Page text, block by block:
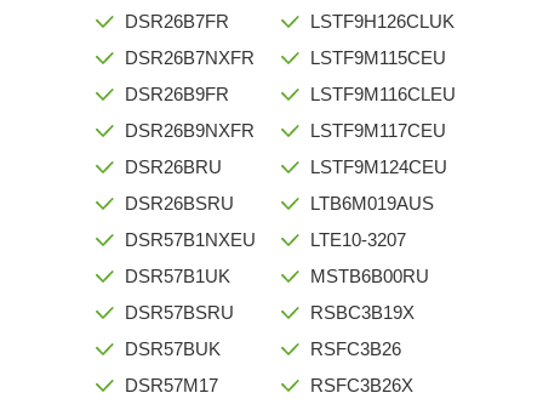
DSR26B7FR
DSR26B7NXFR
DSR26B9FR
DSR26B9NXFR
DSR26BRU
DSR26BSRU
DSR57B1NXEU
DSR57B1UK
DSR57BSRU
DSR57BUK
DSR57M17
LSTF9H126CLUK
LSTF9M115CEU
LSTF9M116CLEU
LSTF9M117CEU
LSTF9M124CEU
LTB6M019AUS
LTE10-3207
MSTB6B00RU
RSBC3B19X
RSFC3B26
RSFC3B26X